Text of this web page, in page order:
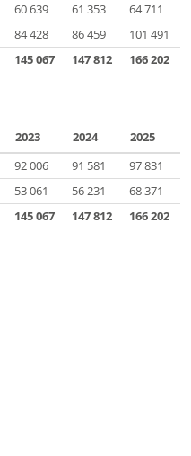
60 639 61 353
64 711
84 428 86 459
101 491
145 067 147 812 166 202
2023 2024
2025
92 006 91 581
97 831
53 061 56 231
68 371
145 067 147 812 166 202